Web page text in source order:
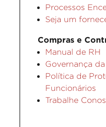
Processos
Seja um
Compras e
Manual de RH
Governança
Política de
Funcionários
Trabalhe